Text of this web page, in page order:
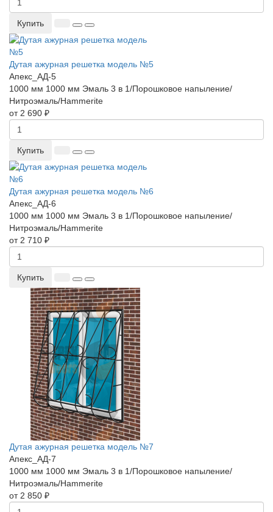
Купить
Дутая ажурная решетка модель №5
Апекс_АД-5
1000 мм 1000 мм Эмаль 3 в 1/Порошковое напыление/
Нитроэмаль/Hammerite
от 2 690 ₽
Купить
Дутая ажурная решетка модель №6
Апекс_АД-6
1000 мм 1000 мм Эмаль 3 в 1/Порошковое напыление/
Нитроэмаль/Hammerite
от 2 710 ₽
Купить
Дутая ажурная решетка модель №7
Апекс_АД-7
1000 мм 1000 мм Эмаль 3 в 1/Порошковое напыление/
Нитроэмаль/Hammerite
от 2 850 ₽